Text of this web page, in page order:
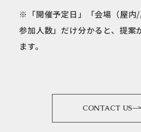
※「開催予定日」「会場（屋内
参加人数」だけ分かると、提案
ます。
CONTACT US